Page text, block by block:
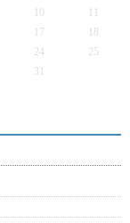
17
24
25
31